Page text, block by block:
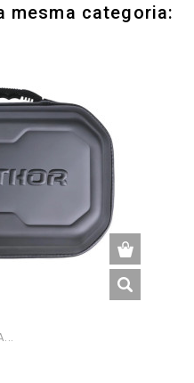
mesma categoria: